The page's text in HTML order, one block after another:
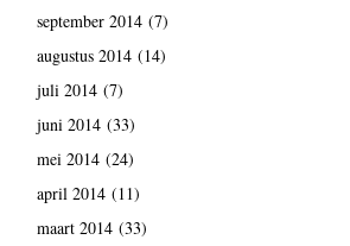
september 2014(7)
augustus 2014(14)
juli 2014(7)
juni 2014(33)
mei 2014(24)
april 2014(11)
maart 2014(33)